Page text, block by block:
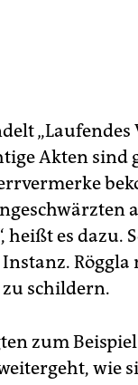
„Laufendes
Akten sind
es dazu.
Röggla
schildern.
zum
wie